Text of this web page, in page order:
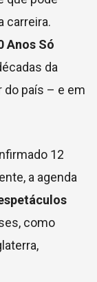
carreira.
Anos Só
da
do país – e em
12
a agenda
como